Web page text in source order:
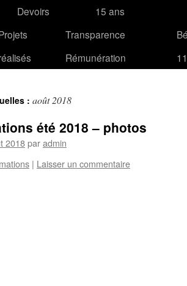
Devoirs
15 ans
Transparence
Rémunération
: août 2018
été 2018 – photos
2018paradmin
| Laisser un commentaire